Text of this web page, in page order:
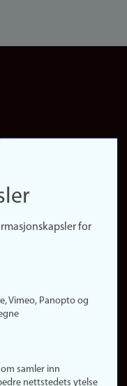
for
Vimeo, Panopto og
samler inn
nettstedets ytelse